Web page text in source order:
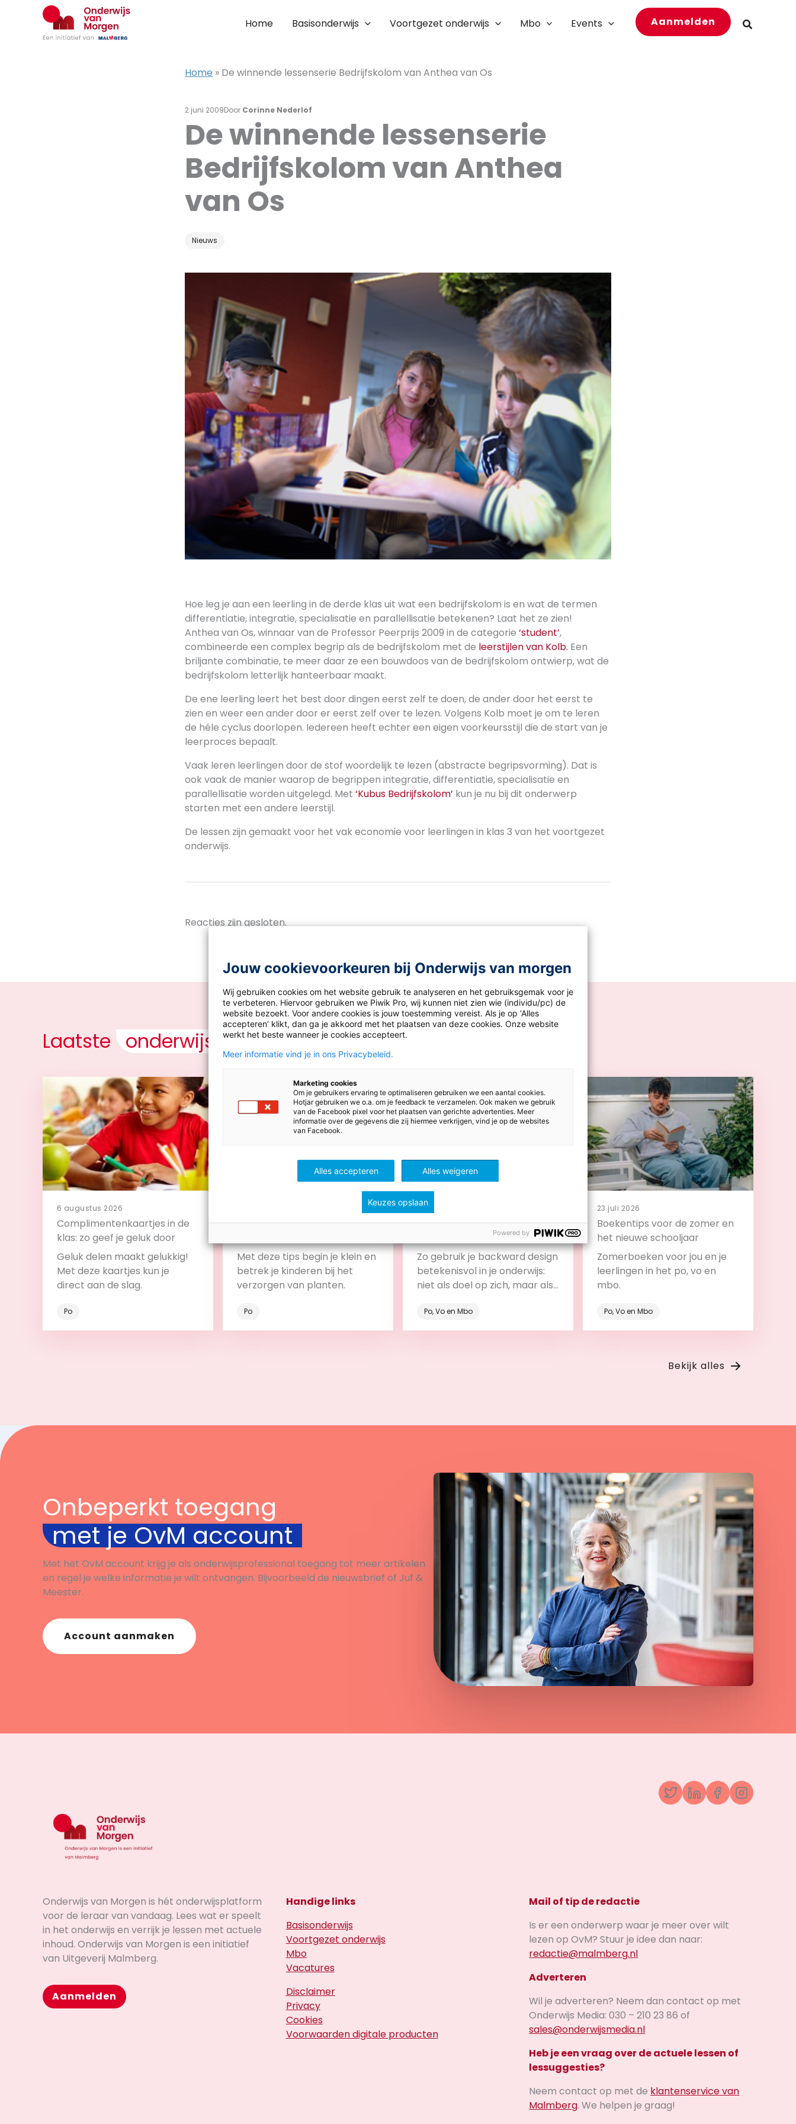
Home Basisonderwijs Voortgezet onderwijs Mbo Events Aanmelden Zoeken
Home » De winnende lessenserie Bedrijfskolom van Anthea van Os
2 juni 2009Door Corinne Nederlof
Nieuws
De winnende lessenserie
Bedrijfskolom van Anthea
van Os
Hoe leg je aan een leerling in de derde klas uit wat een bedrijfskolom is en wat de termen
differentiatie, integratie, specialisatie en parallellisatie betekenen? Laat het ze zien!
Anthea van Os, winnaar van de Professor Peerprijs 2009 in de categorie ‘student’,
combineerde een complex begrip als de bedrijfskolom met de leerstijlen van Kolb. Een
briljante combinatie, te meer daar ze een bouwdoos van de bedrijfskolom ontwierp, wat de
bedrijfskolom letterlijk hanteerbaar maakt.
De ene leerling leert het best door dingen eerst zelf te doen, de ander door het eerst te
zien en weer een ander door er eerst zelf over te lezen. Volgens Kolb moet je om te leren
de héle cyclus doorlopen. Iedereen heeft echter een eigen voorkeursstijl die de start van je
leerproces bepaalt.
Vaak leren leerlingen door de stof woordelijk te lezen (abstracte begripsvorming). Dat is
ook vaak de manier waarop de begrippen integratie, differentiatie, specialisatie en
parallellisatie worden uitgelegd. Met ‘Kubus Bedrijfskolom’ kun je nu bij dit onderwerp
starten met een andere leerstijl.
De lessen zijn gemaakt voor het vak economie voor leerlingen in klas 3 van het voortgezet
onderwijs.
Reacties zijn gesloten.
Laatste onderwijsnieuws
6 augustus 2026
Complimentenkaartjes in de
klas: zo geef je geluk door
Geluk delen maakt gelukkig!
Met deze kaartjes kun je
direct aan de slag.
Po
11 tips voor meer groen in de
Met deze tips begin je klein en
betrek je kinderen bij het
verzorgen van planten.
Po
28 juli 2026
Stem leerdoelen, lessen en
toetsen op elkaar af met
backward design
Zo gebruik je backward design
betekenisvol in je onderwijs:
niet als doel op zich, maar als
Po, Vo en Mbo
23 juli 2026
Boekentips voor de zomer en
het nieuwe schooljaar
Zomerboeken voor jou en je
leerlingen in het po, vo en
mbo.
Po, Vo en Mbo
Bekijk alles
Onbeperkt toegang
met je OvM account
Met het OvM account krijg je als onderwijsprofessional toegang tot meer artikelen
en regel je welke informatie je wilt ontvangen. Bijvoorbeeld de nieuwsbrief of Juf &
Meester.
Account aanmaken
TwitterLinkedInFacebook
Onderwijs van Morgen is hét onderwijsplatform
voor de leraar van vandaag. Lees wat er speelt
in het onderwijs en verrijk je lessen met actuele
inhoud. Onderwijs van Morgen is een initiatief
van Uitgeverij Malmberg.
Aanmelden
Handige links
Basisonderwijs
Voortgezet onderwijs
Mbo
Vacatures
Disclaimer
Privacy
Cookies
Voorwaarden digitale producten
Mail of tip de redactie
Is er een onderwerp waar je meer over wilt
lezen op OvM? Stuur je idee dan naar:
redactie@malmberg.nl
Adverteren
Wil je adverteren? Neem dan contact op met
Onderwijs Media: 030 – 210 23 86 of
sales@onderwijsmedia.nl
Heb je een vraag over de actuele lessen of
lessuggesties?
Neem contact op met de klantenservice van
Malmberg. We helpen je graag!
Jouw cookievoorkeuren bij Onderwijs van morgen
Wij gebruiken cookies om het website gebruik te analyseren en het gebruiksgemak voor je
te verbeteren. Hiervoor gebruiken we Piwik Pro, wij kunnen niet zien wie (individu/pc) de
website bezoekt. Voor andere cookies is jouw toestemming vereist. Als je op ‘Alles
accepteren’ klikt, dan ga je akkoord met het plaatsen van deze cookies. Onze website
werkt het beste wanneer je cookies accepteert.
Meer informatie vind je in ons Privacybeleid.
Marketing cookies
Om je gebruikers ervaring te optimaliseren gebruiken we een aantal cookies.
Hotjar gebruiken we o.a. om je feedback te verzamelen. Ook maken we gebruik
van de Facebook pixel voor het plaatsen van gerichte advertenties. Meer
informatie over de gegevens die zij hiermee verkrijgen, vind je op de websites
van Facebook.
Alles accepteren Alles weigeren
Keuzes opslaan
Powered by